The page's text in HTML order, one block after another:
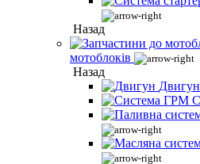
Назад
мотоблоків
Назад
Двигун